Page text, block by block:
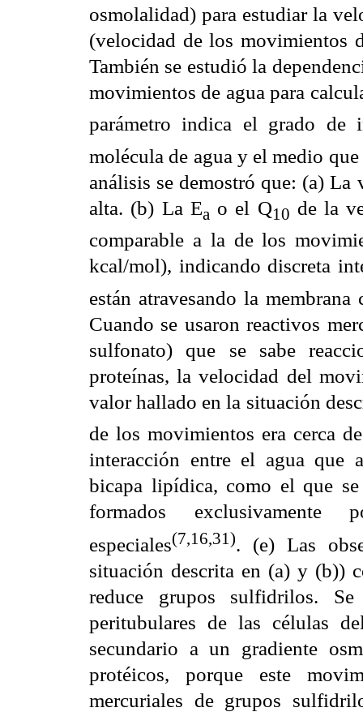
osmolalidad) para estudiar la
(velocidad de los movimientos
También se estudió la
movimientos de agua para
parámetro indica el grado de
molécula de agua y el medio que
análisis se demostró que: (a)
alta. (b) La Ea o el Q10 de la
comparable a la de los
kcal/mol), indicando discreta
están atravesando la
Cuando se usaron reactivos
sulfonato) que se sabe
proteínas, la velocidad del
valor hallado en la situación
de los movimientos era cerca
interacción entre el agua que
bicapa lipídica, como el que
formados
especiales(7,16,31). (e) Las
situación descrita en (a) y (b))
reduce grupos sulfidrilos.
peritubulares de las células
secundario a un gradiente
protéicos, porque este
mercuriales de grupos